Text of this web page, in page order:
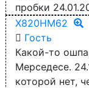
пробки
Х820НМ62
Гость
Какой-то
Мерседесе.
которой нет,